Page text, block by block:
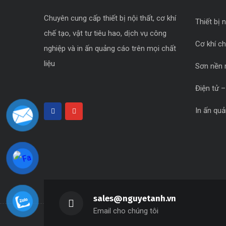
Chuyên cung cấp thiết bị nội thất, cơ khí
chế tạo, vật tư tiêu hao, dịch vụ công
nghiệp và in ấn quảng cáo trên mọi chất
liệu
Thiết bị
Cơ khí
Sơn nền
Điện tử
In ấn
sales@nguyetanh.vn
Email cho chúng tôi